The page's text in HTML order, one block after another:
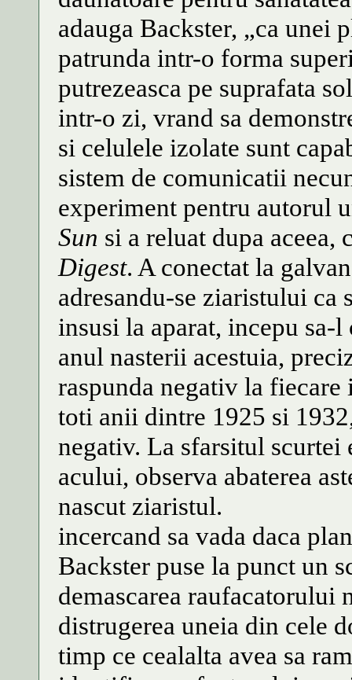
adauga Backster, „ca unei
patrunda intr-o forma
putrezeasca pe suprafata
intr-o zi, vrand sa
si celulele izolate sunt
sistem de comunicatii
experiment pentru autorul
Sun si a reluat dupa
Digest. A conectat la
adresandu-se ziaristului ca
insusi la aparat, incepu sa-
anul nasterii acestuia,
raspunda negativ la
toti anii dintre 1925 si
negativ. La sfarsitul scurtei
acului, observa abaterea
nascut ziaristul.
incercand sa vada daca
Backster puse la punct un
demascarea raufacatorului
distrugerea uneia din cele
timp ce cealalta avea sa